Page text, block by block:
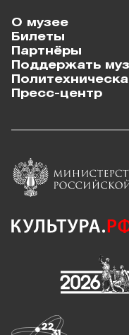
О музее
Билеты
Партнёры
Поддержать
Пресс-центр